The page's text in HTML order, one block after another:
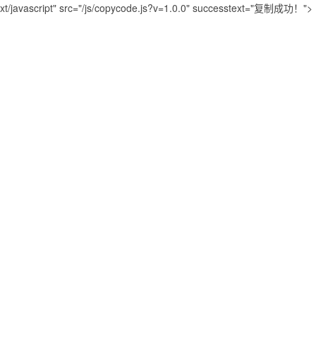
xt/javascript" src="/js/copycode.js?v=1.0.0" successtext="复制成功！">